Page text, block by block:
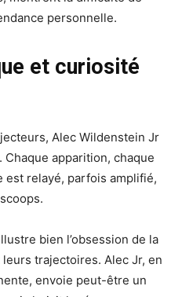
personnelle.
et curiosité
Alec Wildenstein Jr
Chaque apparition, chaque
est relayé, parfois amplifié,
bien l’obsession de la
trajectoires. Alec Jr, en
envoie peut-être un